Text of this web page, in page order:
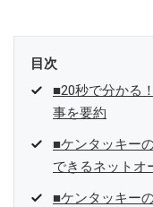
目次
■20秒で分かる
事を要約
■ケンタッキー
できるネットオ
■ケンタッキー